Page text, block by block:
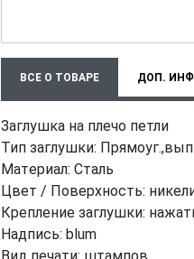
ВСЕ О ТОВАРЕ ДОП.
Заглушка на плечо петли
Тип заглушки:
Maтeриaл: Сталь
Цвет / Поверхность:
Крепление заглушки:
Надпись: blum